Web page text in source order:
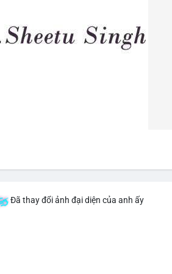
Đã thay đổi ảnh đại diện của anh ấy